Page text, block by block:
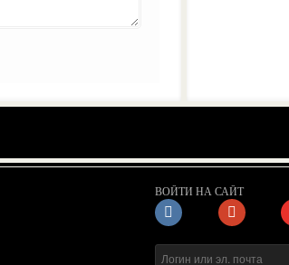
ВОЙТИ НА САЙТ